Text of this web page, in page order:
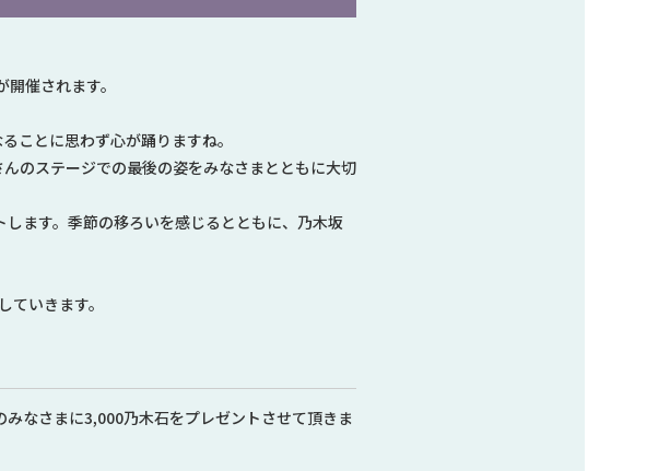
催されます。
ことに思わず心が踊りますね。
のステージでの最後の姿をみなさまとともに大切
ます。季節の移ろいを感じるとともに、乃木坂
いきます。
なさまに3,000乃木石をプレゼントさせて頂きま